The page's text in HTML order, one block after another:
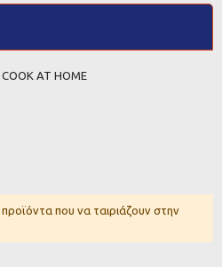
COOK AT HOME
που να ταιριάζουν στην